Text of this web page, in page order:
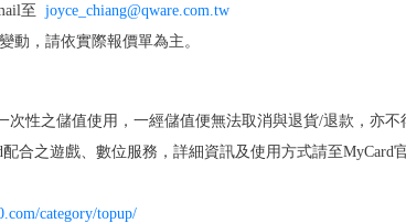
至 joyce_chiang@qware.com.tw
動，請依實際報價單為主。
性之儲值使用，一經儲值便無法取消與退貨/退款，亦不
合之遊戲、數位服務，詳細資訊及使用方式請至MyCard官
category/topup/